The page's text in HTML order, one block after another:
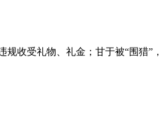
收受礼物、礼金；甘于被“围猎”，